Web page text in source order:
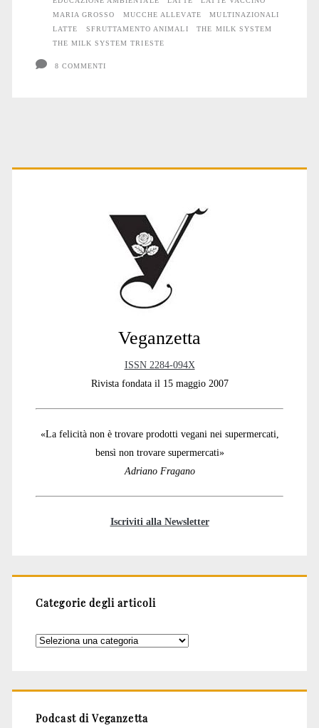
MARIA GROSSO
MUCCHE ALLEVATE
MULTINAZIONALI
LATTE
SFRUTTAMENTO ANIMALI
THE MILK SYSTEM
THE MILK SYSTEM TRIESTE
8 COMMENTI
Primary
Veganzetta
ISSN 2284-094X
Rivista fondata il 15 maggio 2007
«La felicità non è trovare prodotti vegani nei supermercati,
bensì non trovare supermercati»
Adriano Fragano
Iscriviti alla Newsletter
Categorie degli articoli
Categorie
Podcast di Veganzetta